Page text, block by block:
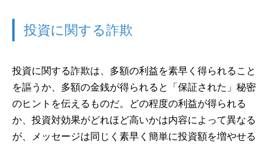
投資に関する詐欺
投資に関する詐欺は、多額の利益を素早く得られること
を謳うか、多額の金銭が得られると「保証された」秘密
のヒントを伝えるものだ。どの程度の利益が得られる
か、投資対効果がどれほど高いかは内容によって異なる
が、メッセージは同じく素早く簡単に投資額を増やせる